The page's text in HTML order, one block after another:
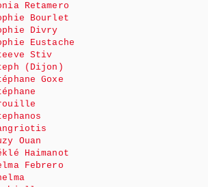
Retamero
Bourlet
Divry
Eustache
Stiv
(Dijon)
Goxe
Ouan
Haimanot
Febrero